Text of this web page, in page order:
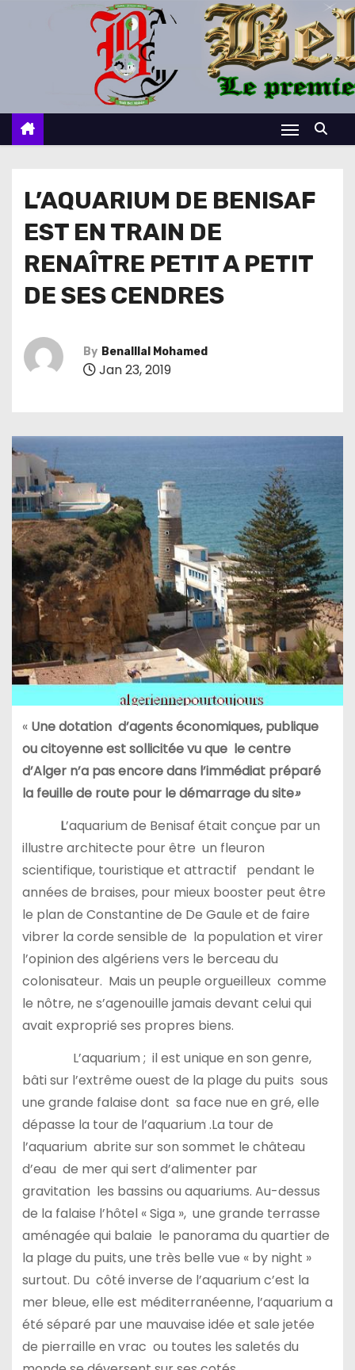
c
L’AQUARIUM DE BENISAF
EST EN TRAIN DE
RENAÎTRE PETIT A PETIT
DE SES CENDRES
By Benalllal Mohamed
Jan 23, 2019
« Une dotation d’agents économiques, publique
ou citoyenne est sollicitée vu que le centre
d’Alger n’a pas encore dans l’immédiat préparé
la feuille de route pour le démarrage du site»
L’aquarium de Benisaf était conçue par un
illustre architecte pour être un fleuron
scientifique, touristique et attractif pendant le
années de braises, pour mieux booster peut être
le plan de Constantine de De Gaule et de faire
vibrer la corde sensible de la population et virer
l’opinion des algériens vers le berceau du
colonisateur. Mais un peuple orgueilleux comme
le nôtre, ne s’agenouille jamais devant celui qui
avait exproprié ses propres biens.
L’aquarium ; il est unique en son genre,
bâti sur l’extrême ouest de la plage du puits sous
une grande falaise dont sa face nue en gré, elle
dépasse la tour de l’aquarium .La tour de
l’aquarium abrite sur son sommet le château
d’eau de mer qui sert d’alimenter par
gravitation les bassins ou aquariums. Au-dessus
de la falaise l’hôtel « Siga », une grande terrasse
aménagée qui balaie le panorama du quartier de
la plage du puits, une très belle vue « by night »
surtout. Du côté inverse de l’aquarium c’est la
mer bleue, elle est méditerranéenne, l’aquarium a
été séparé par une mauvaise idée et sale jetée
de pierraille en vrac ou toutes les saletés du